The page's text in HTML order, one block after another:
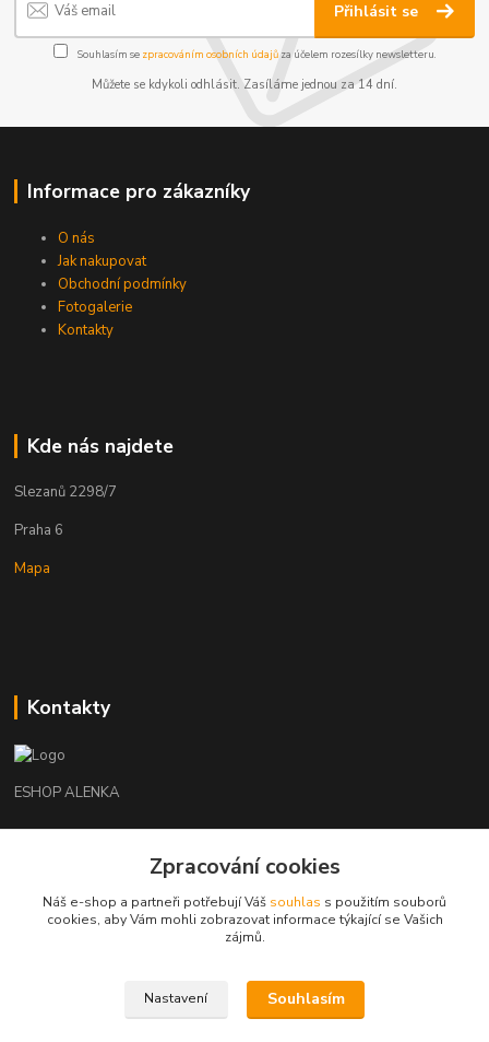
Přihlásit se
Souhlasím se zpracováním osobních údajůza účelem rozesílky newsletteru.
Můžete se kdykoli odhlásit. Zasíláme jednou za 14 dní.
Informace pro zákazníky
O nás
Jak nakupovat
Obchodní podmínky
Fotogalerie
Kontakty
Kde nás najdete
Slezanů 2298/7
Praha 6
Mapa
Kontakty
ESHOP ALENKA
+420602541312
orechovka@inmes.cz
Zpracování cookies
Náš e-shop a partneři potřebují Váš souhlas s použitím souborů
cookies, aby Vám mohli zobrazovat informace týkající se Vašich
zájmů.
Nastavení Souhlasím